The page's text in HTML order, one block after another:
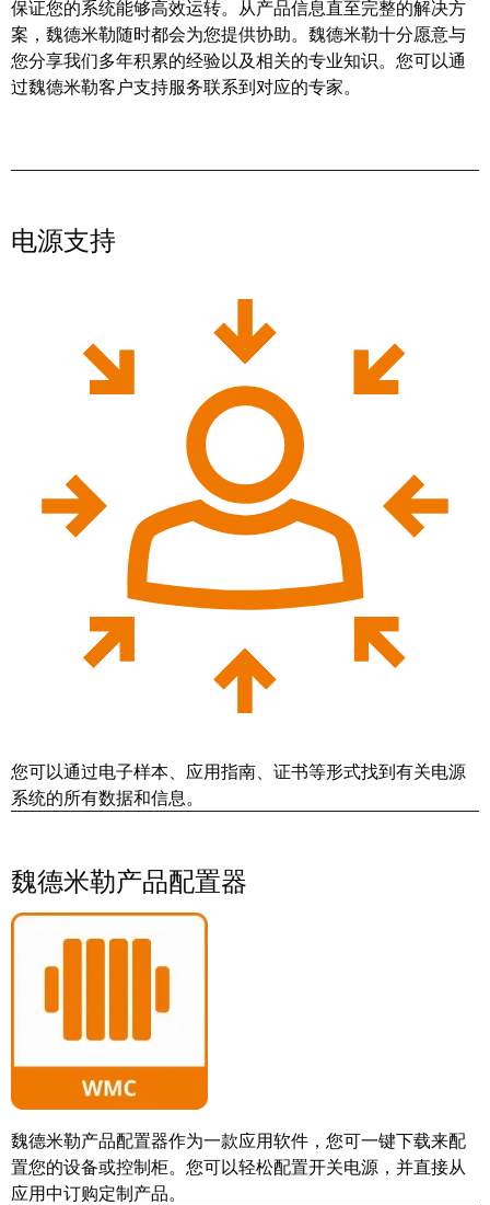
工
程
设
计
视
工
量
及
监
统
自
器
学
习
访
问
云
端
服
务
工
作
场
所
和
附
新
奖
Joachim
基
会
投
股
魏
德
魏
德
再
度
斩
奖
——
持
续
发
展
地
位
获
方
认
保证您的系统能够高效运转。从产品信息直至完整的解决方
案，魏德米勒随时都会为您提供协助。魏德米勒十分愿意与
您分享我们多年积累的经验以及相关的专业知识。您可以通
过魏德米勒客户支持服务联系到对应的专家。
电源支持
您可以通过电子样本、应用指南、证书等形式找到有关电源
系统的所有数据和信息。
魏德米勒产品配置器
魏德米勒产品配置器作为一款应用软件，您可一键下载来配
置您的设备或控制柜。您可以轻松配置开关电源，并直接从
应用中订购定制产品。